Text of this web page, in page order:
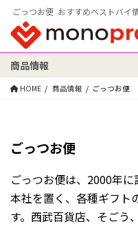
ごっつお便 おすすめベストバイ
検索:
商品情報
HOME 商品情報 ごっつお便
ごっつお便
ごっつお便は、2000年
本社を置く、各種ギフト
す。西武百貨店、そごう